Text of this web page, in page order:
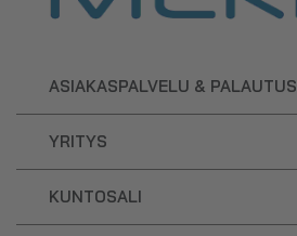
ASIAKASPALVELU & PALAUTUS
YRITYS
KUNTOSALI